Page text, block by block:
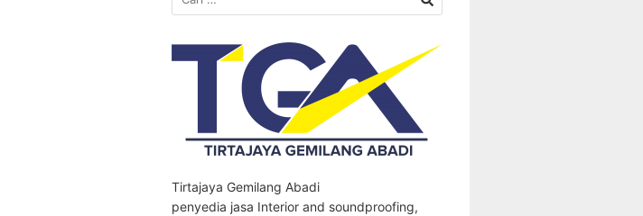
untuk:
Tirtajaya Gemilang Abadi
penyedia jasa Interior and soundproofing,